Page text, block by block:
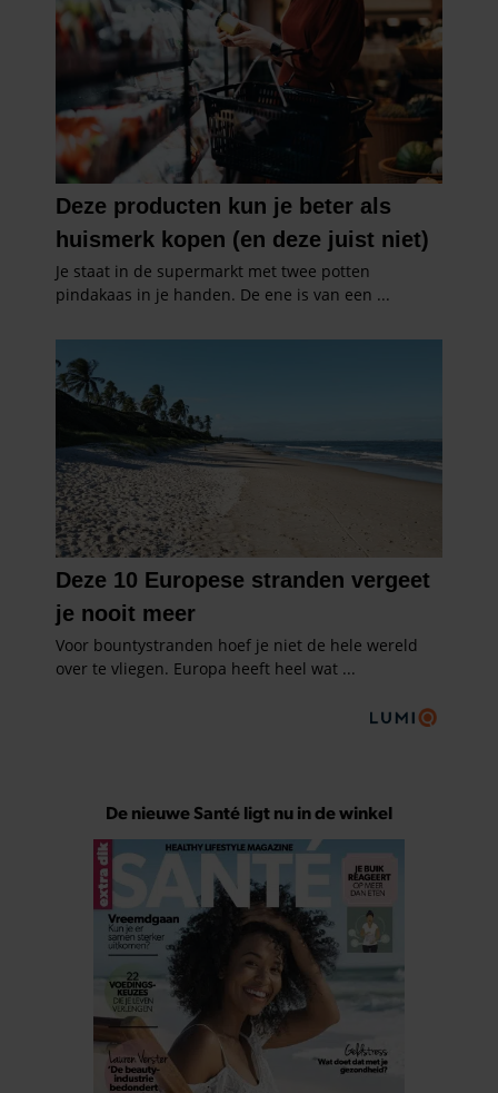
De nieuwe Santé ligt nu in de winkel